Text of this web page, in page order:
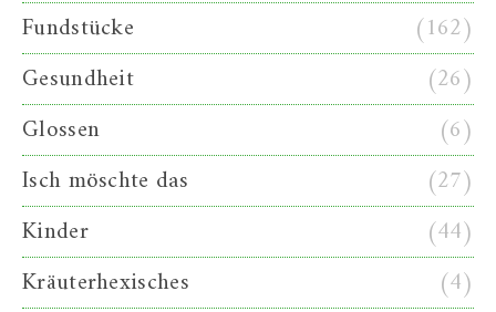
Fundstücke
(162)
Gesundheit
(26)
Glossen
(6)
Isch möschte das
(27)
Kinder
(44)
Kräuterhexisches
(4)